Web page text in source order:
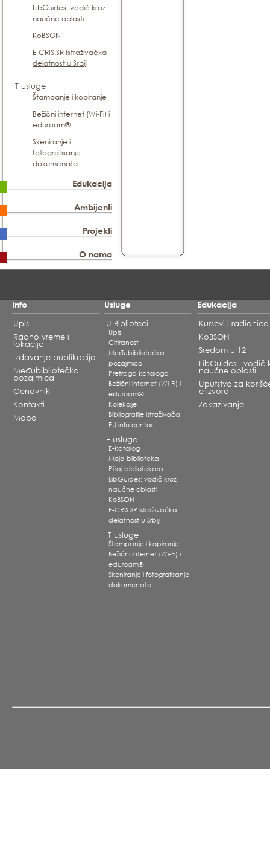
LibGuides: vodič kroz
naučne oblasti
KoBSON
E-CRIS.SR Istraživačka
delatnost u Srbiji
IT usluge
Štampanje i kopiranje
Bežični internet (Wi-Fi) i
eduroam®
Skeniranje i
fotografisanje
dokumenata
Edukacija
Ambijenti
Projekti
O nama
Info
Upis
Radno vreme i
lokacija
Izdavanje publikacija
Međubibliotečka
pozajmica
Cenovnik
Kontakti
Mapa
Usluge
U Biblioteci
Upis
Citiranost
Međubibliotečka
pozajmica
Pretraga kataloga
Bežični internet (Wi-Fi) i
eduroam®
Kolekcije
Bibliografije istraživača
EU info centar
E-usluge
E-katalog
Moja biblioteka
Pitaj bibliotekara
LibGuides: vodič kroz
naučne oblasti
KoBSON
E-CRIS.SR Istraživačka
delatnost u Srbiji
IT usluge
Štampanje i kopiranje
Bežični internet (Wi-Fi) i
eduroam®
Skeniranje i fotografisanje
dokumenata
Edukacija
Kursevi i radionice
KoBSON
Sredom u 12
LibGuides - vodič
naučne oblasti
Uputstva za
e-izvora
Zakazivanje